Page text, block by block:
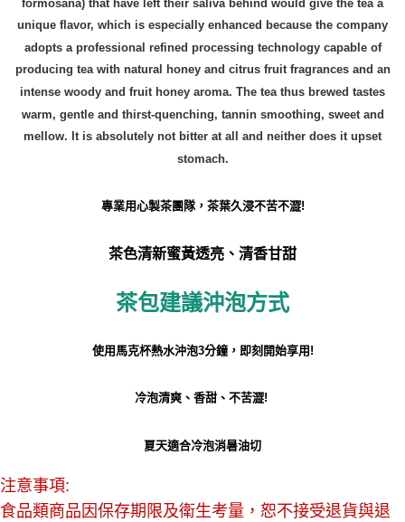
unique flavor, which is especially enhanced because the company
adopts a professional refined processing technology capable of
producing tea with natural honey and citrus fruit fragrances and an
intense woody and fruit honey aroma. The tea thus brewed tastes
warm, gentle and thirst-quenching, tannin smoothing, sweet and
mellow. It is absolutely not bitter at all and neither does it upset
stomach.
專業用心製茶團隊，茶葉久浸不苦不澀!
茶色清新蜜黃透亮、清香甘甜
茶包建議沖泡方式
使用馬克杯熱水沖泡3分鐘，即刻開始享用!
冷泡清爽、香甜、不苦澀!
夏天適合冷泡消暑油切
注意事項:
食品類商品因保存期限及衛生考量，恕不接受退貨與退